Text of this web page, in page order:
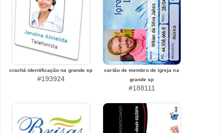
crachá identificação na grande sp
#193924
cartão de membro de igreja na
grande sp
#188111